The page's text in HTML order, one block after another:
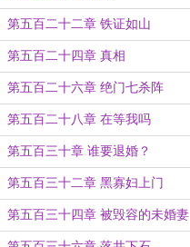
第五百二十二章 铁证如山
第五百二十四章 真相
第五百二十六章 绝门七杀阵
第五百二十八章 在等我吗
第五百三十章 谁要退婚？
第五百三十二章 黑寡妇上门
第五百三十四章 被毁容的未婚妻